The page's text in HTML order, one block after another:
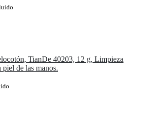
TianDe 40203, 12 g, Limpieza
de las manos.